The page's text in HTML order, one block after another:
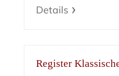
Details
Register